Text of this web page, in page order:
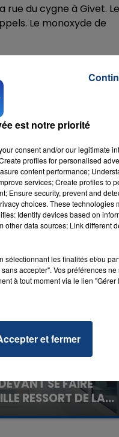
du cygne à Givet.
Le monoxyde de
SE FAIRE
RESSORT DE LA...
contre la clinique qui a
est notre priorité
consent and/or our legitimate
profiles for personalised
content performance;
services; Create profiles to
Ensure security, prevent and
choices. These technologies
Identify devices based on
data sources; Link different
sélectionnant les finalités et/ou
accepter". Vos préférences
à tout moment via le lien
et fermer